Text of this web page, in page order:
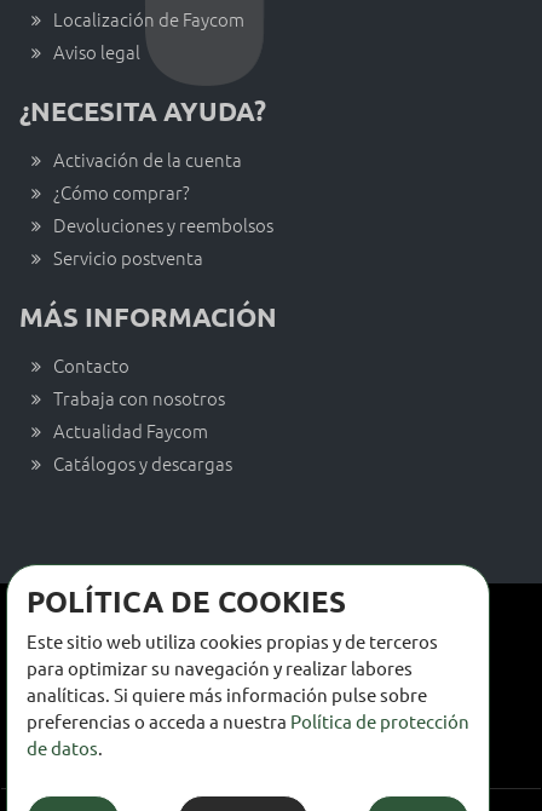
Localización de Faycom
Aviso legal
¿NECESITA AYUDA?
Activación de la cuenta
¿Cómo comprar?
Devoluciones y reembolsos
Servicio postventa
MÁS INFORMACIÓN
Contacto
Trabaja con nosotros
Actualidad Faycom
Catálogos y descargas
Términos y condiciones de uso
Política de privacidad
Política de cookies
POLÍTICA DE COOKIES
Este sitio web utiliza cookies propias y de terceros
para optimizar su navegación y realizar labores
analíticas. Si quiere más información pulse sobre
preferencias o acceda a nuestra Política de protección
de datos.